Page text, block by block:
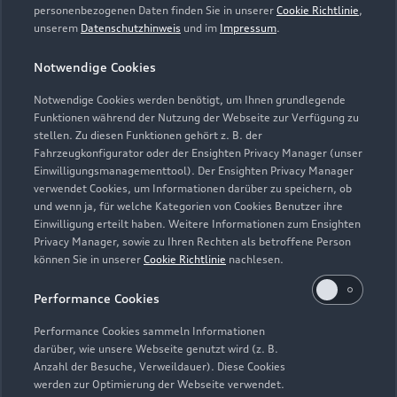
personenbezogenen Daten finden Sie in unserer Cookie Richtlinie,
unserem Datenschutzhinweis und im Impressum.
Notwendige Cookies
Notwendige Cookies werden benötigt, um Ihnen grundlegende
Funktionen während der Nutzung der Webseite zur Verfügung zu
stellen. Zu diesen Funktionen gehört z. B. der
Fahrzeugkonfigurator oder der Ensighten Privacy Manager (unser
Einwilligungsmanagementtool). Der Ensighten Privacy Manager
verwendet Cookies, um Informationen darüber zu speichern, ob
und wenn ja, für welche Kategorien von Cookies Benutzer ihre
Einwilligung erteilt haben. Weitere Informationen zum Ensighten
Privacy Manager, sowie zu Ihren Rechten als betroffene Person
können Sie in unserer Cookie Richtlinie nachlesen.
Performance Cookies
Performance Cookies sammeln Informationen
darüber, wie unsere Webseite genutzt wird (z. B.
Anzahl der Besuche, Verweildauer). Diese Cookies
werden zur Optimierung der Webseite verwendet.
Öffnungszeiten
Service
Geschlossen,öffnet amMontag 07:00
Teile- & Zubehörverkauf
Geschlossen,öffnet amMontag 08:00